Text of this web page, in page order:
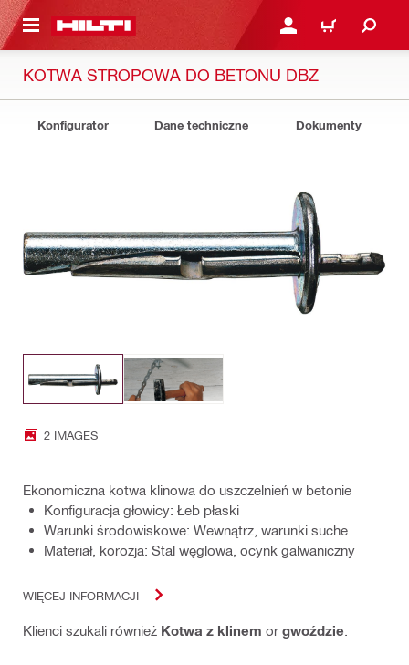
GŁÓWNEJ ZALOGUJ SIĘ LUB
KOSZYK
KOTWA STROPOWA DO BETONU DBZ
Konfigurator Dane techniczne Dokumenty
2 IMAGES
Ekonomiczna kotwa klinowa do uszczelnień w betonie
Konfiguracja głowicy: Łeb płaski
Warunki środowiskowe: Wewnątrz, warunki suche
Materiał, korozja: Stal węglowa, ocynk galwaniczny
WIĘCEJ INFORMACJI
Klienci szukali również Kotwa z klinem or gwoździe